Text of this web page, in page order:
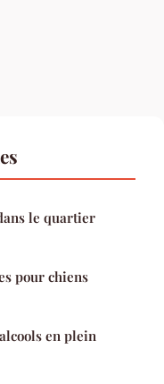
le quartier
pour chiens
en plein